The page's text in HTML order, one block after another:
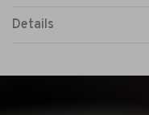
Details